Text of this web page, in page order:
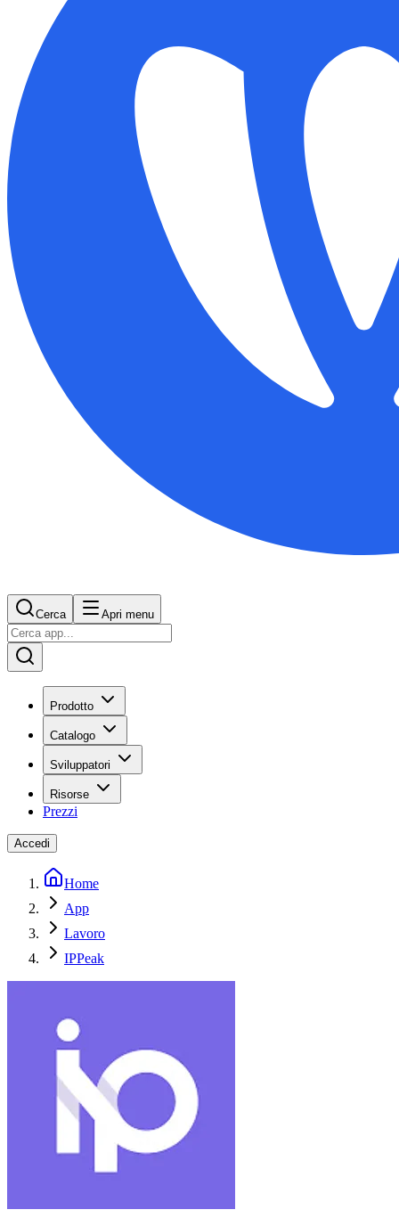
Cerca Apri menu
Prodotto
Catalogo
Sviluppatori
Risorse
Prezzi
Accedi
Home
App
Lavoro
IPPeak